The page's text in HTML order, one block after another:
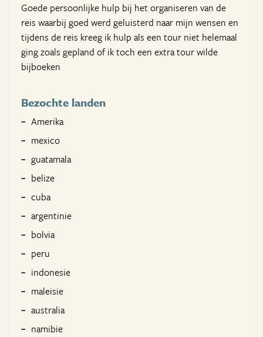
Goede persoonlijke hulp bij het organiseren van de
reis waarbij goed werd geluisterd naar mijn wensen en
tijdens de reis kreeg ik hulp als een tour niet helemaal
ging zoals gepland of ik toch een extra tour wilde
bijboeken
Bezochte landen
Amerika
mexico
guatamala
belize
cuba
argentinie
bolvia
peru
indonesie
maleisie
australia
namibie